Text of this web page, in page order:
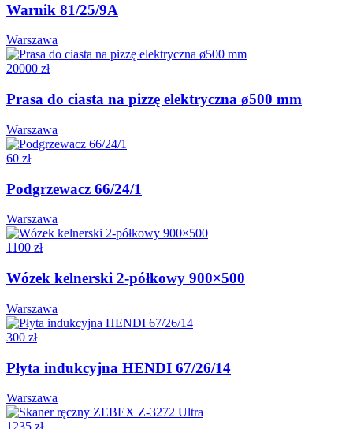
Warnik 81/25/9A
Warszawa
20000 zł
Prasa do ciasta na pizzę elektryczna ø500 mm
Warszawa
60 zł
Podgrzewacz 66/24/1
Warszawa
1100 zł
Wózek kelnerski 2-półkowy 900×500
Warszawa
300 zł
Płyta indukcyjna HENDI 67/26/14
Warszawa